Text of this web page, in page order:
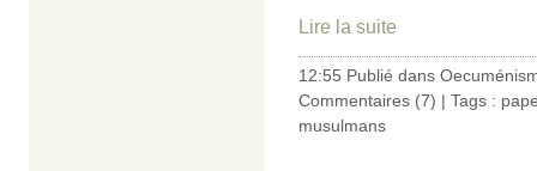
Lire la suite
12:55 Publié dans
Commentaires (7) | Tags :
musulmans